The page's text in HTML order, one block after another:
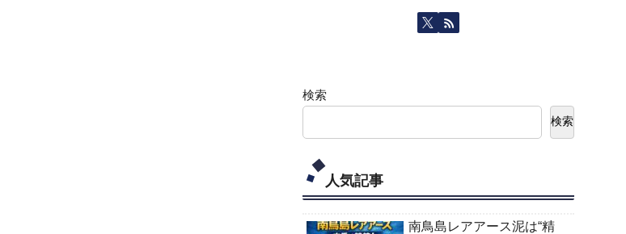
検索
検索
人気記事
南鳥島レアアース泥は“精